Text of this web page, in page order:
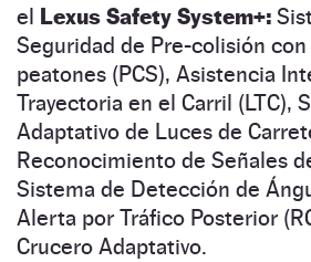
el Lexus Safety System+:
Seguridad de Pre-colisión
peatones (PCS), Asistencia
Trayectoria en el Carril (LTC),
Adaptativo de Luces de
Reconocimiento de Señales
Sistema de Detección de
Alerta por Tráfico Posterior
Crucero Adaptativo.